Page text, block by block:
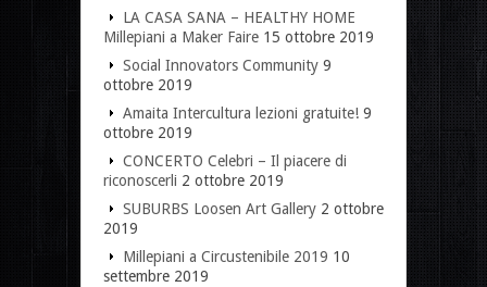
LA CASA SANA – HEALTHY HOME
Millepiani a Maker Faire 15 ottobre 2019
Social Innovators Community 9
ottobre 2019
Amaita Intercultura lezioni gratuite! 9
ottobre 2019
CONCERTO Celebri – Il piacere di
riconoscerli 2 ottobre 2019
SUBURBS Loosen Art Gallery 2 ottobre
2019
Millepiani a Circustenibile 2019 10
settembre 2019